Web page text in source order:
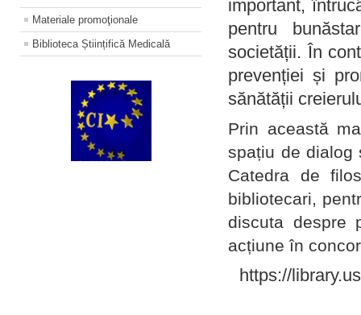
Materiale promoţionale
Biblioteca Științifică Medicală
important,
pentru
societății. În
prevenției și
sănătății
Prin această
spațiu de dialog
Catedra de
bibliotecari,
discuta despre
acțiune în
https://